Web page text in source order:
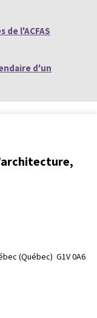
de l'ACFAS
d'un
(Québec)  G1V 0A6